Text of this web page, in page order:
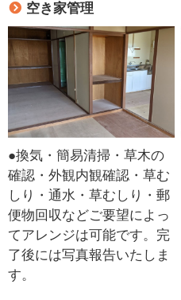
空き家管理
●換気・簡易清掃・草木の
確認・外観内観確認・草む
しり・通水・草むしり・郵
便物回収などご要望によっ
てアレンジは可能です。完
了後には写真報告いたしま
す。